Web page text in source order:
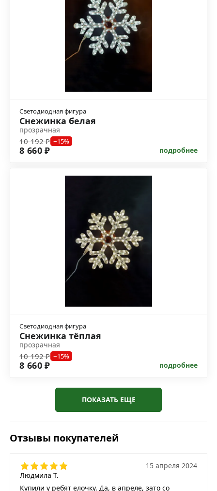
Светодиодная фигура
Снежинка белая
прозрачная
10 192 ₽ −15%
8 660 ₽ подробнее
Светодиодная фигура
Снежинка тёплая
прозрачная
10 192 ₽ −15%
8 660 ₽ подробнее
ПОКАЗАТЬ ЕЩЕ
Отзывы покупателей
Людмила Т.
15 апреля 2024
Купили у ребят елочку. Да, в апреле, зато со